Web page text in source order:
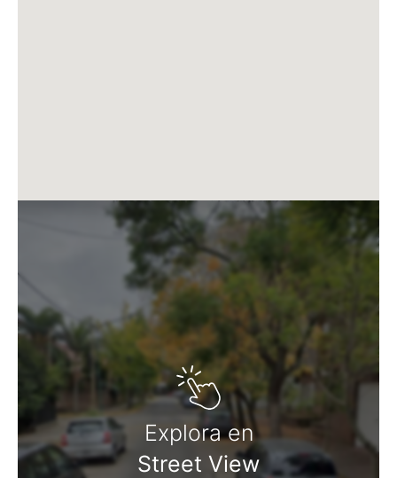
Explora en
Street View